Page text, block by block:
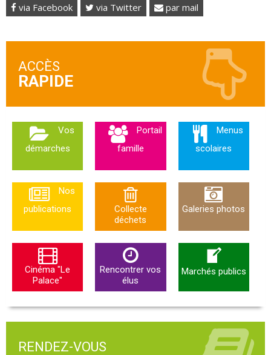
via Facebook via Twitter par mail
ACCÈS
Vos
démarches
Portail
famille
Menus
scolaires
Nos
publications
Collecte
déchets
Galeries photos
Cinéma "Le
Palace"
Rencontrer vos
élus
Marchés publics
RENDEZ-VOUS